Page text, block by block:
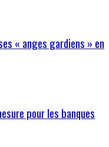
« anges gardiens » en
pour les banques